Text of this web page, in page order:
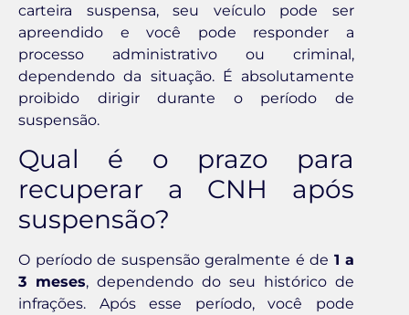
carteira suspensa, seu veículo pode ser
apreendido e você pode responder a
processo administrativo ou criminal,
dependendo da situação. É absolutamente
proibido dirigir durante o período de
suspensão.
Qual é o prazo para
recuperar a CNH após
suspensão?
O período de suspensão geralmente é de 1 a
3 meses, dependendo do seu histórico de
infrações. Após esse período, você pode